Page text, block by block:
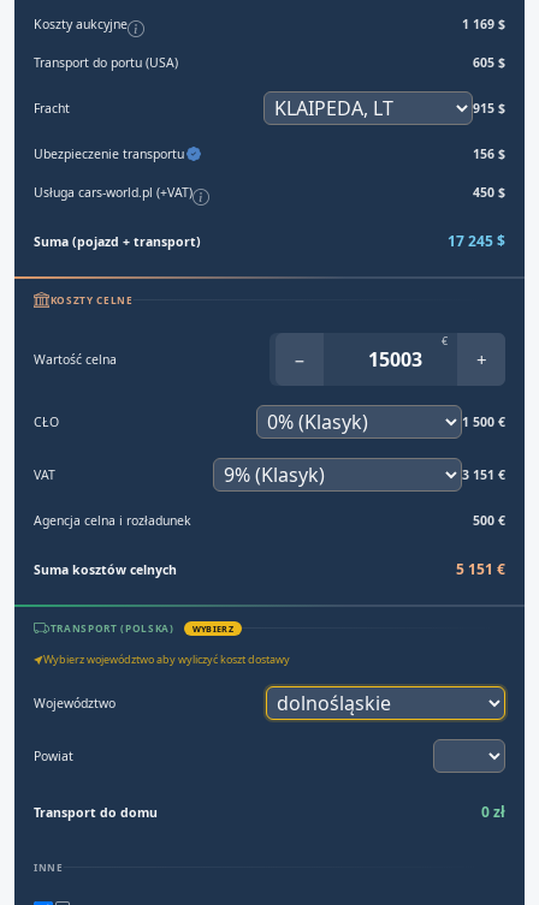
Koszty aukcyjne 1 169 $
Transport do portu (USA) 605 $
Fracht 915 $
Ubezpieczenie transportu 156 $
Usługa cars-world.pl (+VAT) 450 $
Suma (pojazd + transport) 17 245 $
KOSZTY CELNE
Wartość celna −
€
+
CŁO 1 500 €
VAT 3 151 €
Agencja celna i rozładunek 500 €
Suma kosztów celnych 5 151 €
TRANSPORT (POLSKA) WYBIERZ
Wybierz województwo aby wyliczyć koszt dostawy
Województwo
Powiat
Transport do domu 0 zł
INNE